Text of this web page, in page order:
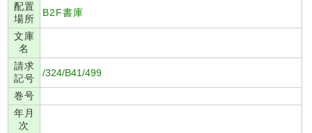
配置
場所
B2F書庫
文庫
名
請求
記号
/324/B41/499
巻号
年月
次